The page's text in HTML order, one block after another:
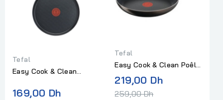
Tefal
Easy Cook & Clean
169,00 Dh
Tefal
Easy Cook & Clean Poêle
32 Tefal
219,00 DhPrix
259,00 Dh